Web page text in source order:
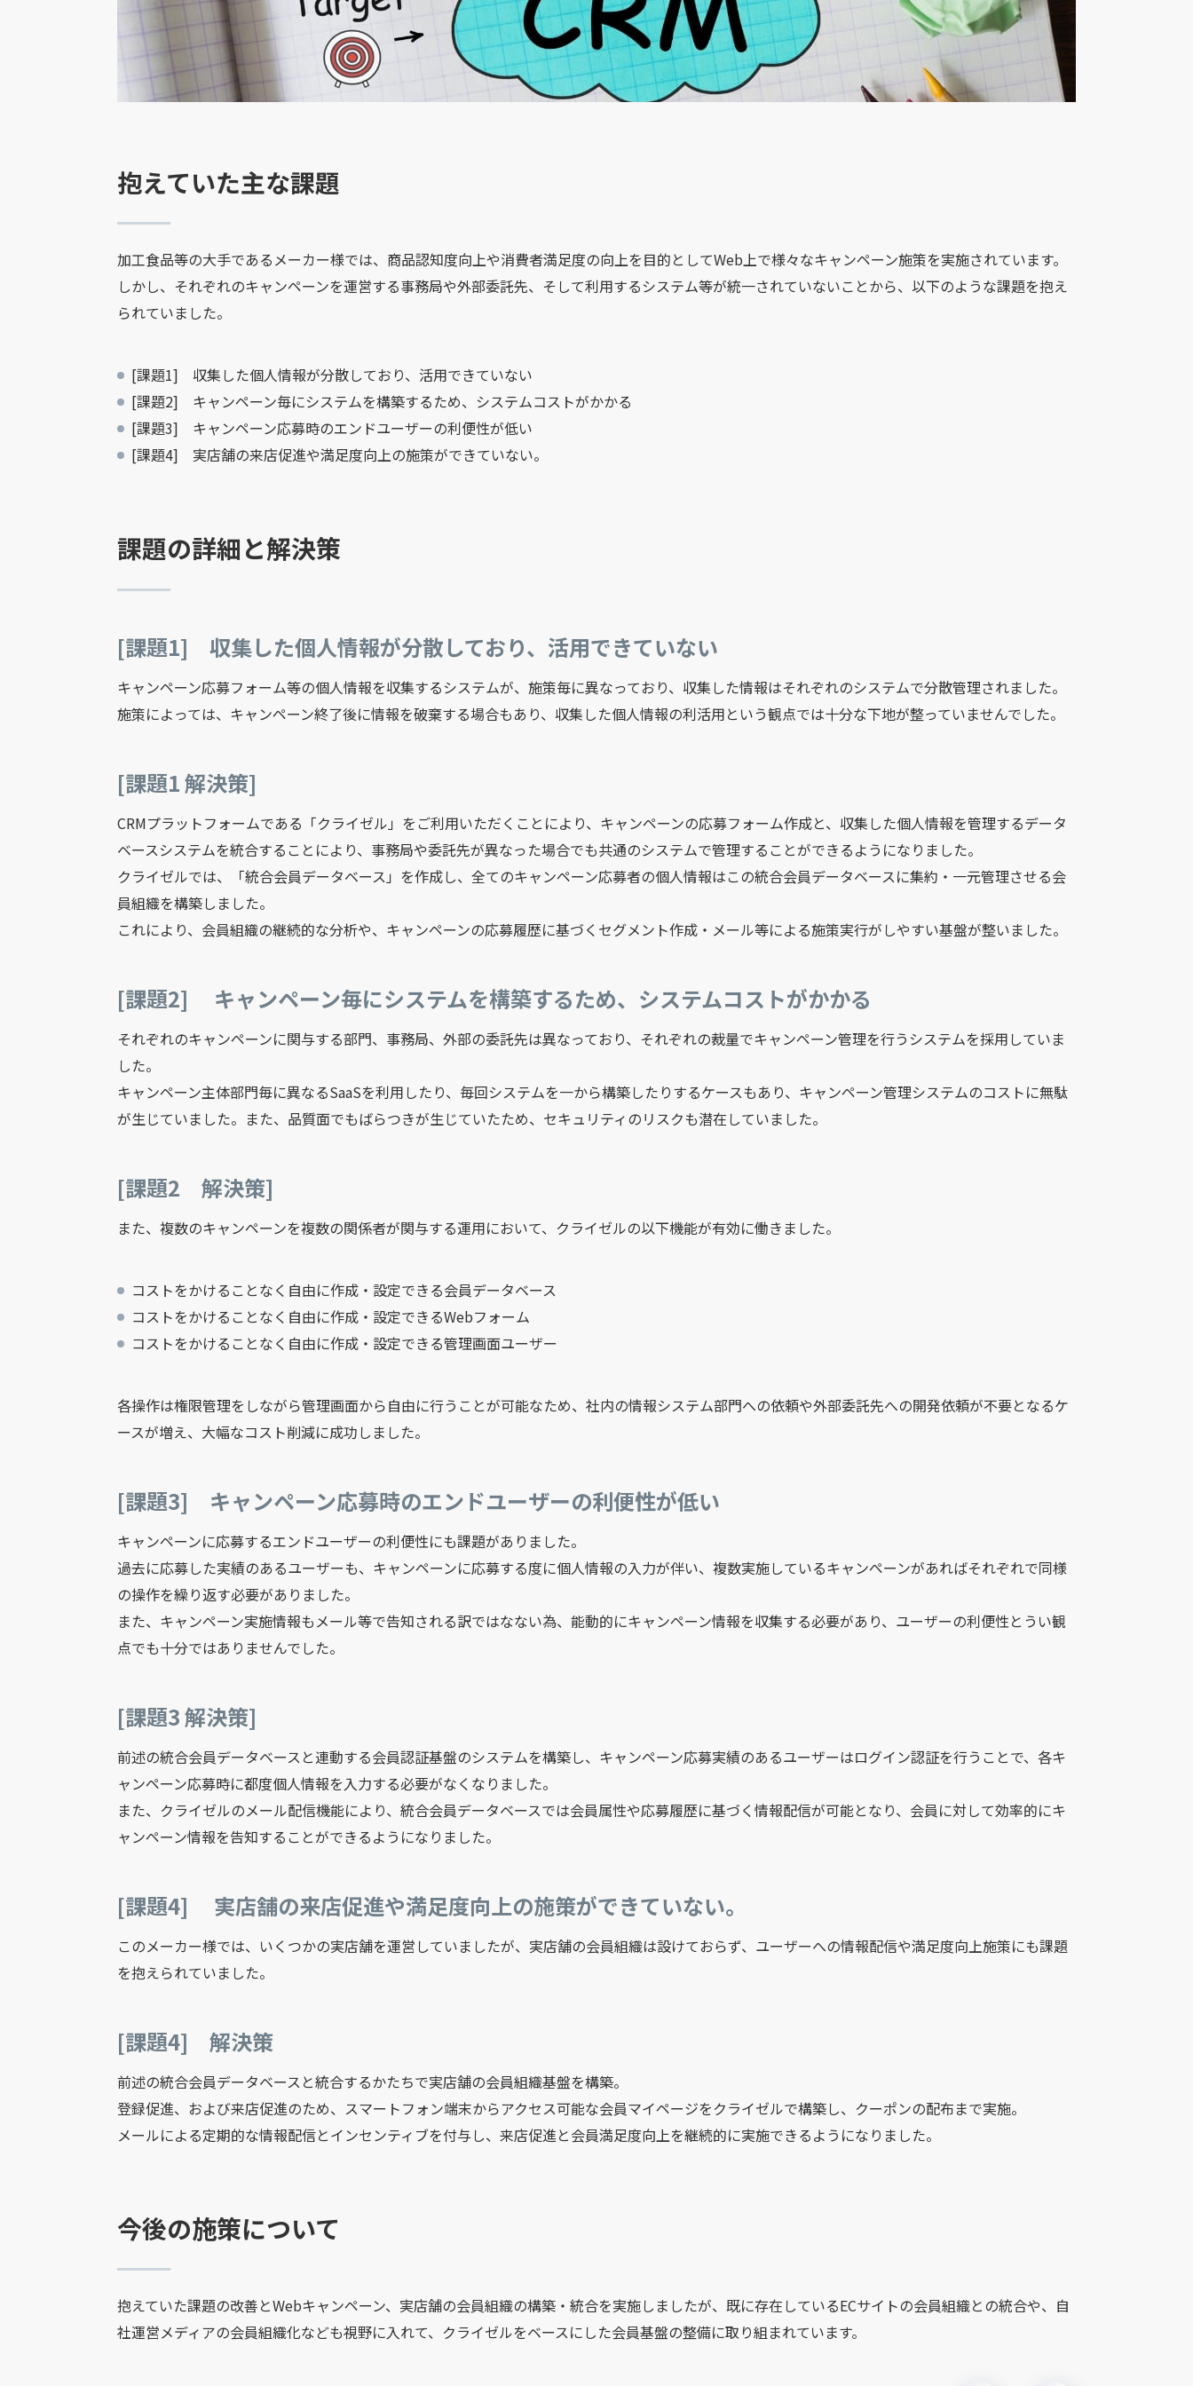
抱えていた主な課題
加工食品等の大手であるメーカー様では、商品認知度向上や消費者満足度の向上を目的としてWeb上で様々なキャンペーン施策を実施されています。
しかし、それぞれのキャンペーンを運営する事務局や外部委託先、そして利用するシステム等が統一されていないことから、以下のような課題を抱え
られていました。
[課題1] 収集した個人情報が分散しており、活用できていない
[課題2] キャンペーン毎にシステムを構築するため、システムコストがかかる
[課題3] キャンペーン応募時のエンドユーザーの利便性が低い
[課題4] 実店舗の来店促進や満足度向上の施策ができていない。
課題の詳細と解決策
[課題1] 収集した個人情報が分散しており、活用できていない
キャンペーン応募フォーム等の個人情報を収集するシステムが、施策毎に異なっており、収集した情報はそれぞれのシステムで分散管理されました。
施策によっては、キャンペーン終了後に情報を破棄する場合もあり、収集した個人情報の利活用という観点では十分な下地が整っていませんでした。
[課題1 解決策]
CRMプラットフォームである「クライゼル」をご利用いただくことにより、キャンペーンの応募フォーム作成と、収集した個人情報を管理するデータ
ベースシステムを統合することにより、事務局や委託先が異なった場合でも共通のシステムで管理することができるようになりました。
クライゼルでは、「統合会員データベース」を作成し、全てのキャンペーン応募者の個人情報はこの統合会員データベースに集約・一元管理させる会
員組織を構築しました。
これにより、会員組織の継続的な分析や、キャンペーンの応募履歴に基づくセグメント作成・メール等による施策実行がしやすい基盤が整いました。
[課題2] キャンペーン毎にシステムを構築するため、システムコストがかかる
それぞれのキャンペーンに関与する部門、事務局、外部の委託先は異なっており、それぞれの裁量でキャンペーン管理を行うシステムを採用していま
した。
キャンペーン主体部門毎に異なるSaaSを利用したり、毎回システムを一から構築したりするケースもあり、キャンペーン管理システムのコストに無駄
が生じていました。また、品質面でもばらつきが生じていたため、セキュリティのリスクも潜在していました。
[課題2 解決策]
また、複数のキャンペーンを複数の関係者が関与する運用において、クライゼルの以下機能が有効に働きました。
コストをかけることなく自由に作成・設定できる会員データベース
コストをかけることなく自由に作成・設定できるWebフォーム
コストをかけることなく自由に作成・設定できる管理画面ユーザー
各操作は権限管理をしながら管理画面から自由に行うことが可能なため、社内の情報システム部門への依頼や外部委託先への開発依頼が不要となるケ
ースが増え、大幅なコスト削減に成功しました。
[課題3] キャンペーン応募時のエンドユーザーの利便性が低い
キャンペーンに応募するエンドユーザーの利便性にも課題がありました。
過去に応募した実績のあるユーザーも、キャンペーンに応募する度に個人情報の入力が伴い、複数実施しているキャンペーンがあればそれぞれで同様
の操作を繰り返す必要がありました。
また、キャンペーン実施情報もメール等で告知される訳ではなない為、能動的にキャンペーン情報を収集する必要があり、ユーザーの利便性とうい観
点でも十分ではありませんでした。
[課題3 解決策]
前述の統合会員データベースと連動する会員認証基盤のシステムを構築し、キャンペーン応募実績のあるユーザーはログイン認証を行うことで、各キ
ャンペーン応募時に都度個人情報を入力する必要がなくなりました。
また、クライゼルのメール配信機能により、統合会員データベースでは会員属性や応募履歴に基づく情報配信が可能となり、会員に対して効率的にキ
ャンペーン情報を告知することができるようになりました。
[課題4] 実店舗の来店促進や満足度向上の施策ができていない。
このメーカー様では、いくつかの実店舗を運営していましたが、実店舗の会員組織は設けておらず、ユーザーへの情報配信や満足度向上施策にも課題
を抱えられていました。
[課題4] 解決策
前述の統合会員データベースと統合するかたちで実店舗の会員組織基盤を構築。
登録促進、および来店促進のため、スマートフォン端末からアクセス可能な会員マイページをクライゼルで構築し、クーポンの配布まで実施。
メールによる定期的な情報配信とインセンティブを付与し、来店促進と会員満足度向上を継続的に実施できるようになりました。
今後の施策について
抱えていた課題の改善とWebキャンペーン、実店舗の会員組織の構築・統合を実施しましたが、既に存在しているECサイトの会員組織との統合や、自
社運営メディアの会員組織化なども視野に入れて、クライゼルをベースにした会員基盤の整備に取り組まれています。